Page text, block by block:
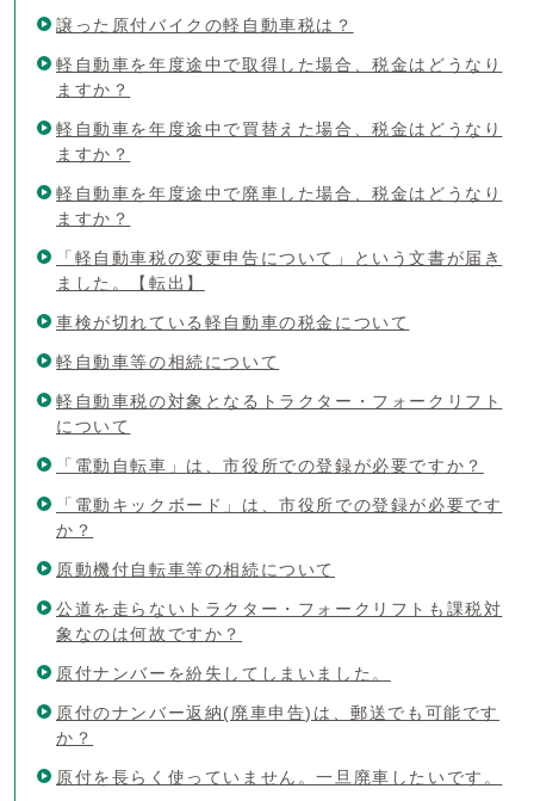
譲った原付バイクの軽自動車税は？
軽自動車を年度途中で取得した場合、税金はどうなり
ますか？
軽自動車を年度途中で買替えた場合、税金はどうなり
ますか？
軽自動車を年度途中で廃車した場合、税金はどうなり
ますか？
「軽自動車税の変更申告について」という文書が届き
ました。【転出】
車検が切れている軽自動車の税金について
軽自動車等の相続について
軽自動車税の対象となるトラクター・フォークリフト
について
「電動自転車」は、市役所での登録が必要ですか？
「電動キックボード」は、市役所での登録が必要です
か？
原動機付自転車等の相続について
公道を走らないトラクター・フォークリフトも課税対
象なのは何故ですか？
原付ナンバーを紛失してしまいました。
原付のナンバー返納(廃車申告)は、郵送でも可能です
か？
原付を長らく使っていません。一旦廃車したいです。